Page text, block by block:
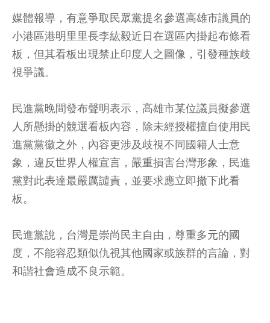
媒體報導，有意爭取民眾黨提名參選高雄市議員的
小港區港明里里長李紘毅近日在選區內掛起布條看
板，但其看板出現禁止印度人之圖像，引發種族歧
視爭議。
民進黨晚間發布聲明表示，高雄市某位議員擬參選
人所懸掛的競選看板內容，除未經授權擅自使用民
進黨黨徽之外，內容更涉及歧視不同國籍人士意
象，違反世界人權宣言，嚴重損害台灣形象，民進
黨對此表達最嚴厲譴責，並要求應立即撤下此看
板。
民進黨說，台灣是崇尚民主自由，尊重多元的國
度，不能容忍類似仇視其他國家或族群的言論，對
和諧社會造成不良示範。